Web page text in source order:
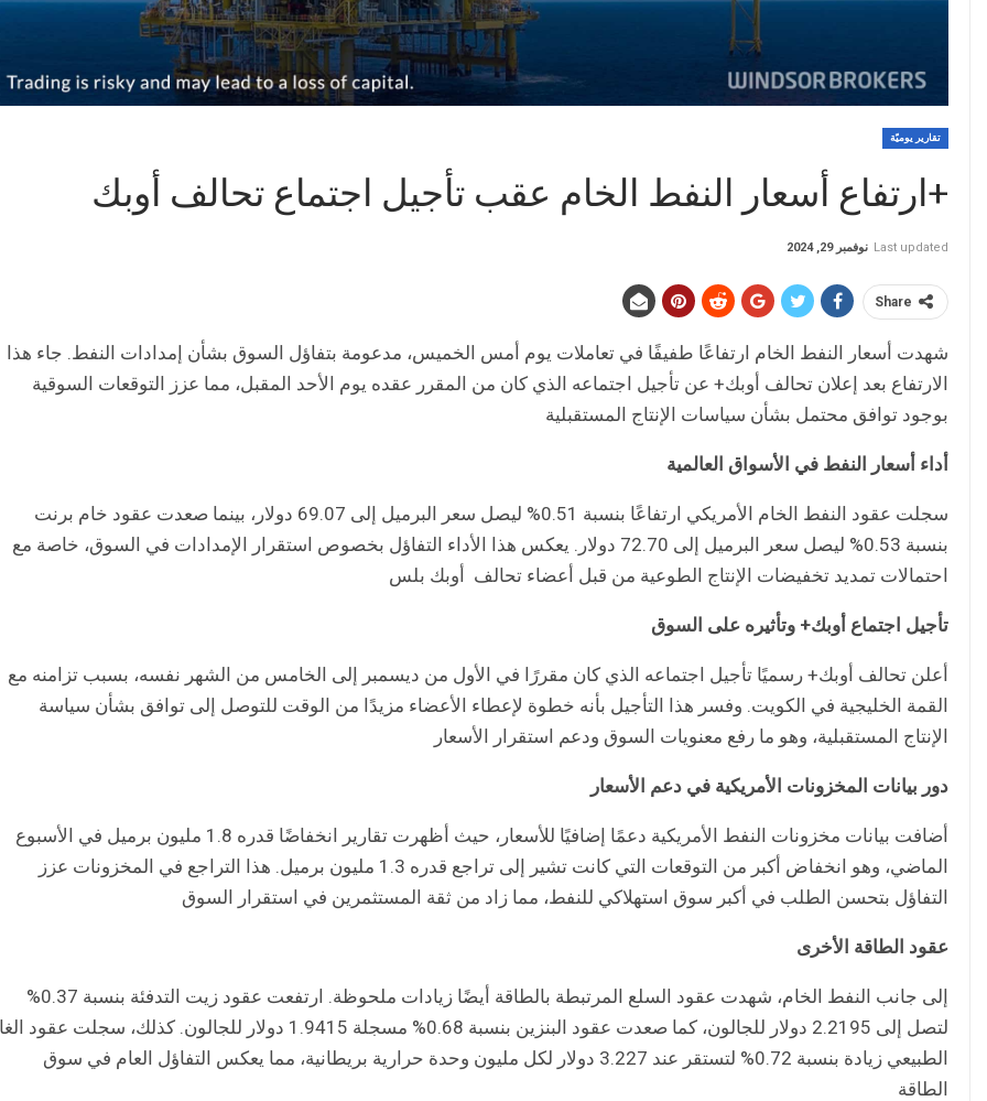
تقارير يوميّة
+ارتفاع أسعار النفط الخام عقب تأجيل اجتماع تحالف أوبك
Last updated نوفمبر 29, 2024
Share
شهدت أسعار النفط الخام ارتفاعًا طفيفًا في تعاملات يوم أمس الخميس، مدعومة بتفاؤل السوق بشأن إمدادات النفط. جاء هذا
الارتفاع بعد إعلان تحالف أوبك+ عن تأجيل اجتماعه الذي كان من المقرر عقده يوم الأحد المقبل، مما عزز التوقعات السوقية
بوجود توافق محتمل بشأن سياسات الإنتاج المستقبلية
أداء أسعار النفط في الأسواق العالمية
سجلت عقود النفط الخام الأمريكي ارتفاعًا بنسبة 0.51% ليصل سعر البرميل إلى 69.07 دولار، بينما صعدت عقود خام برنت
بنسبة 0.53% ليصل سعر البرميل إلى 72.70 دولار. يعكس هذا الأداء التفاؤل بخصوص استقرار الإمدادات في السوق، خاصة مع
احتمالات تمديد تخفيضات الإنتاج الطوعية من قبل أعضاء تحالف أوبك بلس
تأجيل اجتماع أوبك+ وتأثيره على السوق
أعلن تحالف أوبك+ رسميًا تأجيل اجتماعه الذي كان مقررًا في الأول من ديسمبر إلى الخامس من الشهر نفسه، بسبب تزامنه مع
القمة الخليجية في الكويت. وفسر هذا التأجيل بأنه خطوة لإعطاء الأعضاء مزيدًا من الوقت للتوصل إلى توافق بشأن سياسة
الإنتاج المستقبلية، وهو ما رفع معنويات السوق ودعم استقرار الأسعار
دور بيانات المخزونات الأمريكية في دعم الأسعار
أضافت بيانات مخزونات النفط الأمريكية دعمًا إضافيًا للأسعار، حيث أظهرت تقارير انخفاضًا قدره 1.8 مليون برميل في الأسبوع
الماضي، وهو انخفاض أكبر من التوقعات التي كانت تشير إلى تراجع قدره 1.3 مليون برميل. هذا التراجع في المخزونات عزز
التفاؤل بتحسن الطلب في أكبر سوق استهلاكي للنفط، مما زاد من ثقة المستثمرين في استقرار السوق
عقود الطاقة الأخرى
إلى جانب النفط الخام، شهدت عقود السلع المرتبطة بالطاقة أيضًا زيادات ملحوظة. ارتفعت عقود زيت التدفئة بنسبة 0.37%
لتصل إلى 2.2195 دولار للجالون، كما صعدت عقود البنزين بنسبة 0.68% مسجلة 1.9415 دولار للجالون. كذلك، سجلت عقود
الطبيعي زيادة بنسبة 0.72% لتستقر عند 3.227 دولار لكل مليون وحدة حرارية بريطانية، مما يعكس التفاؤل العام في سوق
الطاقة